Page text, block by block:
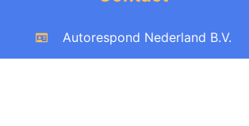
Autorespond Nederland B.V.